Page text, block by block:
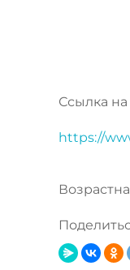
Ссылка на
https://